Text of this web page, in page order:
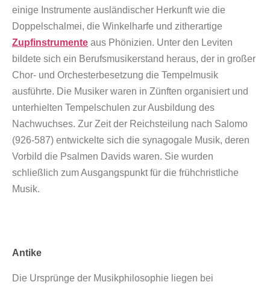
einige Instrumente ausländischer Herkunft wie die
Doppelschalmei, die Winkelharfe und zitherartige
Zupfinstrumente aus Phönizien. Unter den Leviten
bildete sich ein Berufsmusikerstand heraus, der in großer
Chor- und Orchesterbesetzung die Tempelmusik
ausführte. Die Musiker waren in Zünften organisiert und
unterhielten Tempelschulen zur Ausbildung des
Nachwuchses. Zur Zeit der Reichsteilung nach Salomo
(926-587) entwickelte sich die synagogale Musik, deren
Vorbild die Psalmen Davids waren. Sie wurden
schließlich zum Ausgangspunkt für die frühchristliche
Musik.
Antike
Die Ursprünge der Musikphilosophie liegen bei